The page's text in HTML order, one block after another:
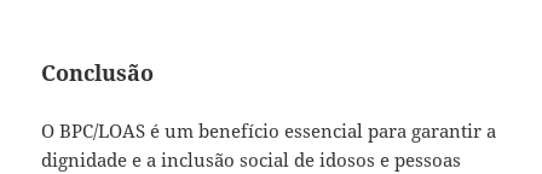
Conclusão
O BPC/LOAS é um benefício essencial para garantir a
dignidade e a inclusão social de idosos e pessoas